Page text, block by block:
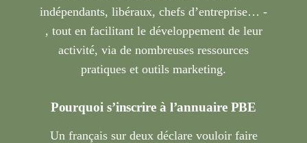
indépendants, libéraux, chefs d’entreprise… -
, tout en facilitant le développement de leur
activité, via de nombreuses ressources
pratiques et outils marketing.
Pourquoi s’inscrire à l’annuaire PBE
Un français sur deux déclare vouloir faire